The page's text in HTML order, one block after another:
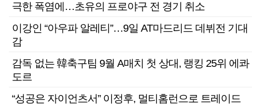
극한 폭염에…초유의 프로야구 전 경기 취소
이강인 “아우파 알레티”…9일 AT마드리드 데뷔전 기대
감
감독 없는 韓축구팀 9월 A매치 첫 상대, 랭킹 25위 에콰
도르
“성공은 자이언츠서” 이정후, 멀티홈런으로 트레이드